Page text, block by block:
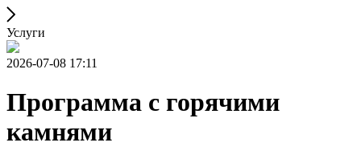
Услуги
2026-07-08 17:11
Программа с горячими
камнями